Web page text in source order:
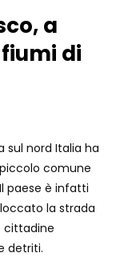
a Prato
un museo:
stazioni
studio
a
di
sul nord Italia ha
comune
paese è infatti
la strada
cittadine
detriti.